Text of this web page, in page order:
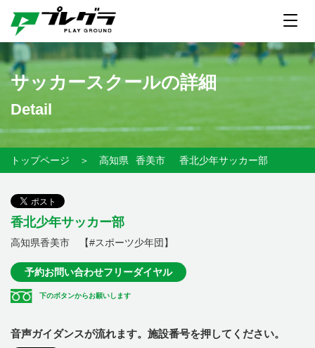
サッカースクールの詳細
Detail
トップページ ＞ 高知県 香美市 香北少年サッカー部
香北少年サッカー部
高知県香美市 【#スポーツ少年団】
予約お問い合わせフリーダイヤル
下のボタンからお願いします
音声ガイダンスが流れます。施設番号を押してください。